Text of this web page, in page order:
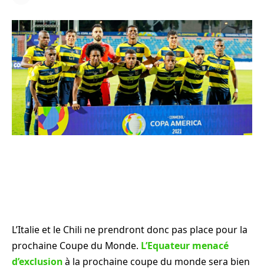
L’Italie et le Chili ne prendront donc pas place pour la
prochaine Coupe du Monde. L’Equateur menacé
d’exclusionà la prochaine coupe du monde sera bien